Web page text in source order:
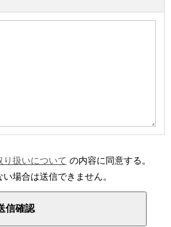
り扱いについて の内容に同意する。
場合は送信できません。